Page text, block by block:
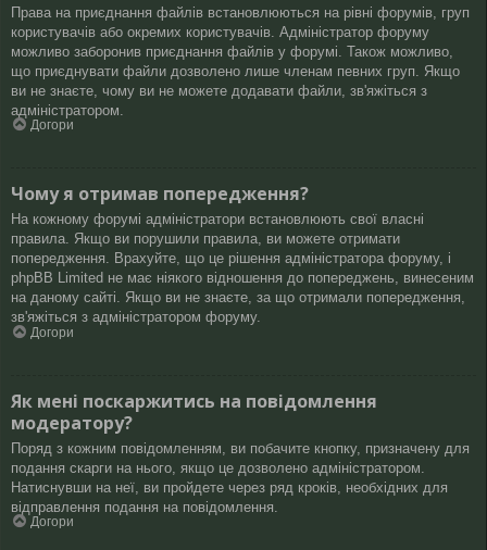
Права на приєднання файлів встановлюються на рівні форумів, груп
користувачів або окремих користувачів. Адміністратор форуму
можливо заборонив приєднання файлів у форумі. Також можливо,
що приєднувати файли дозволено лише членам певних груп. Якщо
ви не знаєте, чому ви не можете додавати файли, зв'яжіться з
адміністратором.
Догори
Чому я отримав попередження?
На кожному форумі адміністратори встановлюють свої власні
правила. Якщо ви порушили правила, ви можете отримати
попередження. Врахуйте, що це рішення адміністратора форуму, і
phpBB Limited не має ніякого відношення до попереджень, винесеним
на даному сайті. Якщо ви не знаєте, за що отримали попередження,
зв'яжіться з адміністратором форуму.
Догори
Як мені поскаржитись на повідомлення
модератору?
Поряд з кожним повідомленням, ви побачите кнопку, призначену для
подання скарги на нього, якщо це дозволено адміністратором.
Натиснувши на неї, ви пройдете через ряд кроків, необхідних для
відправлення подання на повідомлення.
Догори